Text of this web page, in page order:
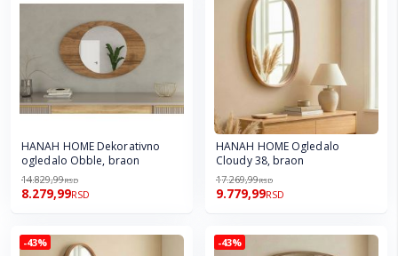
HANAH HOME Dekorativno
ogledalo Obble, braon
14.829,99RSD
8.279,99RSD
HANAH HOME Ogledalo
Cloudy 38, braon
17.269,99RSD
9.779,99RSD
-43% -43%